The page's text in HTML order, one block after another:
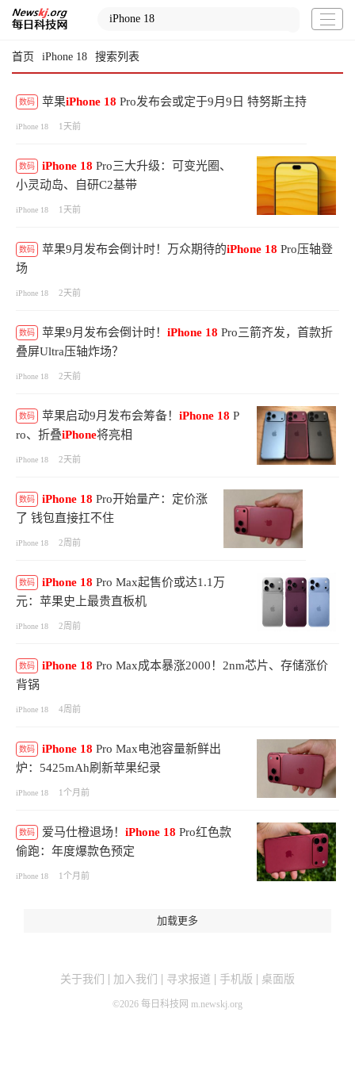
首页 iPhone 18 搜索列表
数码 苹果iPhone 18 Pro发布会或定于9月9日 特努斯主持
iPhone 18 1天前
数码 iPhone 18 Pro三大升级：可变光圈、
小灵动岛、自研C2基带
iPhone 18 1天前
数码 苹果9月发布会倒计时！万众期待的iPhone 18 Pro压轴登
场
iPhone 18 2天前
数码 苹果9月发布会倒计时！ iPhone 18 Pro三箭齐发，首款折
叠屏Ultra压轴炸场？
iPhone 18 2天前
数码 苹果启动9月发布会筹备！ iPhone 18 P
ro、折叠iPhone将亮相
iPhone 18 2天前
数码 iPhone 18 Pro开始量产：定价涨
了 钱包直接扛不住
iPhone 18 2周前
数码 iPhone 18 Pro Max起售价或达1.1万
元：苹果史上最贵直板机
iPhone 18 2周前
数码 iPhone 18 Pro Max成本暴涨2000！2nm芯片、存储涨价
背锅
iPhone 18 4周前
数码 iPhone 18 Pro Max电池容量新鲜出
炉：5425mAh刷新苹果纪录
iPhone 18 1个月前
数码 爱马仕橙退场！ iPhone 18 Pro红色款
偷跑：年度爆款色预定
iPhone 18 1个月前
加载更多
关于我们 加入我们 寻求报道 手机版 桌面版
©2026 每日科技网 m.newskj.org